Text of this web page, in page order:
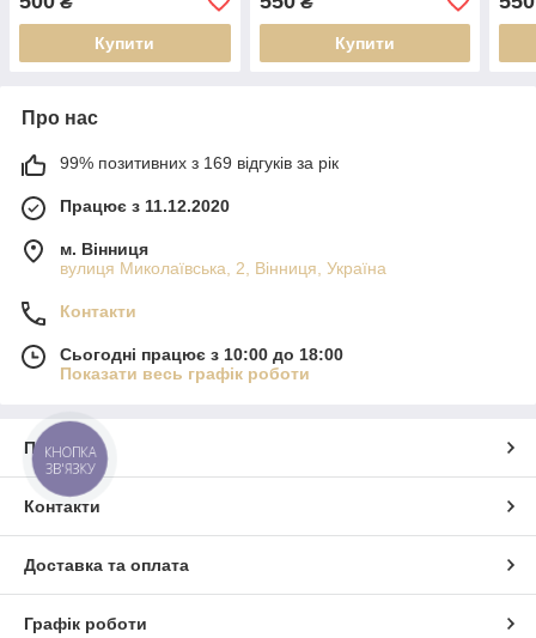
Купити Купити
Про нас
99% позитивних з 169 відгуків за рік
Працює з 11.12.2020
м. Вінниця
вулиця Миколаївська, 2, Вінниця, Україна
Контакти
Сьогодні працює з 10:00 до 18:00
Показати весь графік роботи
Про нас
Контакти
Доставка та оплата
Графік роботи
КНОПКА
ЗВ'ЯЗКУ